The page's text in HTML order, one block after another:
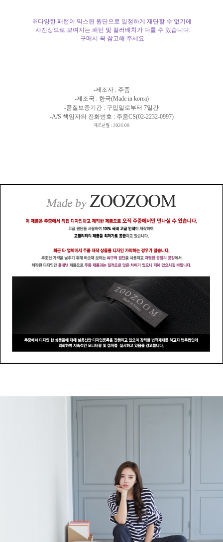
※다양한 패턴이 믹스된 원단으로 일정하게 재단할 수 없기에
사진상으로 보여지는 패턴 및 컬러배치가 다를 수 있습니다.
구매시 꼭 참고해 주세요.
-제조자 : 주줌
-제조국 : 한국(Made in korea)
-품질보증기간 : 구입일로부터 7일간
-A/S 책임자와 전화번호 : 주줌CS(02-2232-0997)